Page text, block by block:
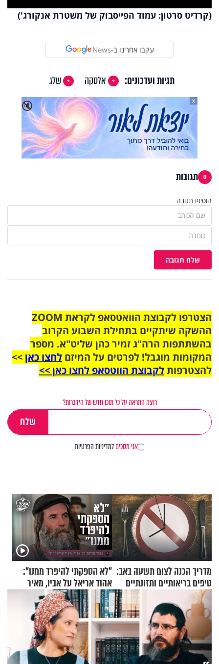
Video
(קרדיט סרטון: עמוד הפייסבוק של משטרת אנקורג')
עקבו אחרינו ב-News
תגיות ועדכונים: אלסקה
שלג
🔇
X
0 תגובות
הוסיפו תגובה
שלח תגובה
הצטרפו לקבוצת הוואטסאפ לקראת ZOOM
ההשקה שיתקיים בתחילת השבוע הקרוב
בהשתתפות הרה"ג זמיר כהן שליט"א. מספר
המקומות מוגבל! לפרטים על המיזם לחצו כאן>>
להצטרפותלקבוצת הווטסאפ לחצו כאן >>
רוצה התראה על כל תוכן חדש של הידברות?
אני מסכיםלמדיניות הפרטיות
מדריך הכנה לצום תשעה באב:
טיפים בריאותיים ותזונתיים
לשמירה על הגוף
"לא הספקתי להיפרד ממנו":
אהוד אריאל על אביו, מאיר
אריאל ז"ל